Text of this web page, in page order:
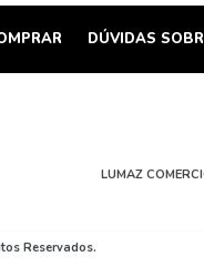
DÚVIDAS
LUMAZ
Reservados.